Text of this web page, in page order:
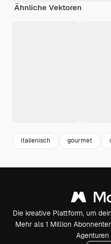
Ähnliche Vektoren
italienisch gourmet
Die kreative Plattform, um
Mehr als 1 Million